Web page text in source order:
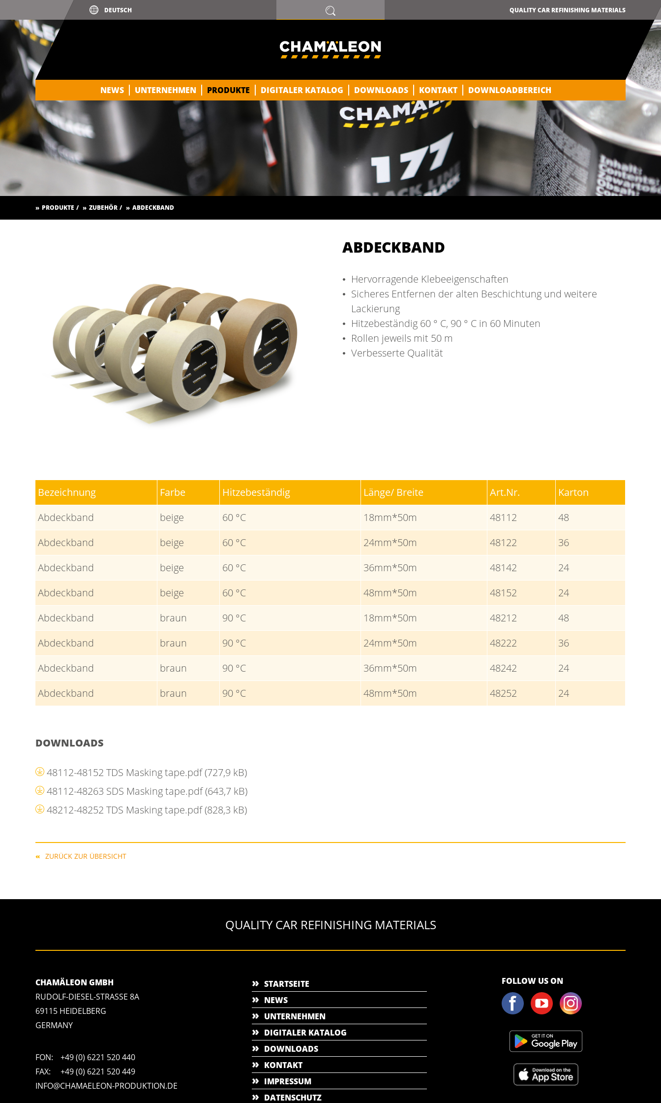
QUALITY CAR REFINISHING MATERIALS
NEWS UNTERNEHMEN PRODUKTE DIGITALER KATALOG DOWNLOADS KONTAKT DOWNLOADBEREICH
PRODUKTE ZUBEHÖR ABDECKBAND
ABDECKBAND
Hervorragende Klebeeigenschaften
Sicheres Entfernen der alten Beschichtung und weitere
Lackierung
Hitzebeständig 60 ° C, 90 ° C in 60 Minuten
Rollen jeweils mit 50 m
Verbesserte Qualität
Bezeichnung Farbe Hitzebeständig Länge/ Breite Art.Nr.
Karton
Abdeckband
beige 60 °C 18mm*50m 48112
48
Abdeckband
beige 60 °C 24mm*50m 48122
36
Abdeckband
beige 60 °C 36mm*50m 48142
24
Abdeckband
beige 60 °C 48mm*50m 48152
24
Abdeckband
braun 90 °C 18mm*50m 48212
48
Abdeckband
braun 90 °C 24mm*50m 48222
36
Abdeckband
braun 90 °C 36mm*50m 48242
24
Abdeckband
braun 90 °C 48mm*50m 48252 24
DOWNLOADS
48112-48152 TDS Masking tape.pdf(727,9 kB)
48112-48263 SDS Masking tape.pdf(643,7 kB)
48212-48252 TDS Masking tape.pdf(828,3 kB)
ZURÜCK ZUR ÜBERSICHT
QUALITY CAR REFINISHING MATERIALS
CHAMÄLEON GMBH
RUDOLF-DIESEL-STRASSE 8A
69115 HEIDELBERG
GERMANY
FON:
+49 (0) 6221 520 440
FAX:
+49 (0) 6221 520 449
INFO@CHAMAELEON-PRODUKTION.DE
STARTSEITE
NEWS
UNTERNEHMEN
DIGITALER KATALOG
DOWNLOADS
KONTAKT
IMPRESSUM
DATENSCHUTZ
FOLLOW US ON